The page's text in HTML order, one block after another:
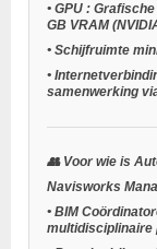
• GPU :
GB VRAM
• Schijfruimte
•
samenwerking
👥 Voor wie is
Navisworks
• BIM
multidisciplinaire